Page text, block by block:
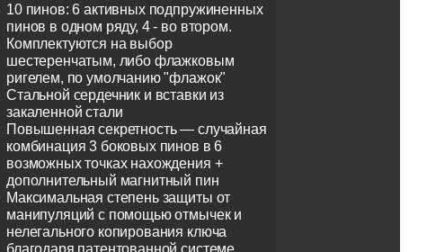
10 пинов: 6 активных подпружиненных
пинов в одном ряду, 4 - во втором.
Комплектуются на выбор
шестеренчатым, либо флажковым
ригелем, по умолчанию "флажок"
Стальной сердечник и вставки из
закаленной стали
Повышенная секретность — случайная
комбинация 3 боковых пинов в 6
возможных точках нахождения +
дополнительный магнитный пин
Максимальная степень защиты от
манипуляций с помощью отмычек и
нелегального копирования ключа
благодаря патентованной системе